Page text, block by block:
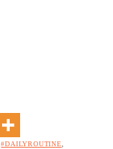
#DAILYROUTINE,